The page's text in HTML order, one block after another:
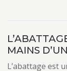
MAINS
L’abattage est